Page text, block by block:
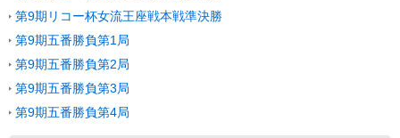
第9期リコー杯女流王座戦本戦準決勝
第9期五番勝負第1局
第9期五番勝負第2局
第9期五番勝負第3局
第9期五番勝負第4局